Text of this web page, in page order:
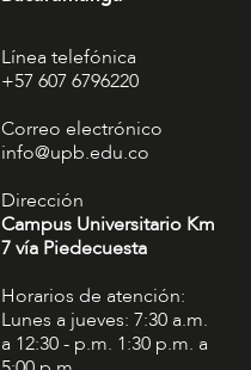
Línea telefónica
+57 607 6796220
Correo electrónico
info@upb.edu.co
Dirección
Campus Universitario Km
7 vía Piedecuesta
Horarios de atención:
Lunes a jueves: 7:30 a.m.
a 12:30 - p.m. 1:30 p.m. a